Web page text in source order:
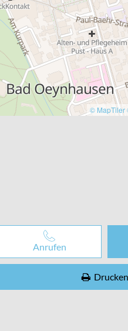
© MapTiler
Anrufen
Drucken